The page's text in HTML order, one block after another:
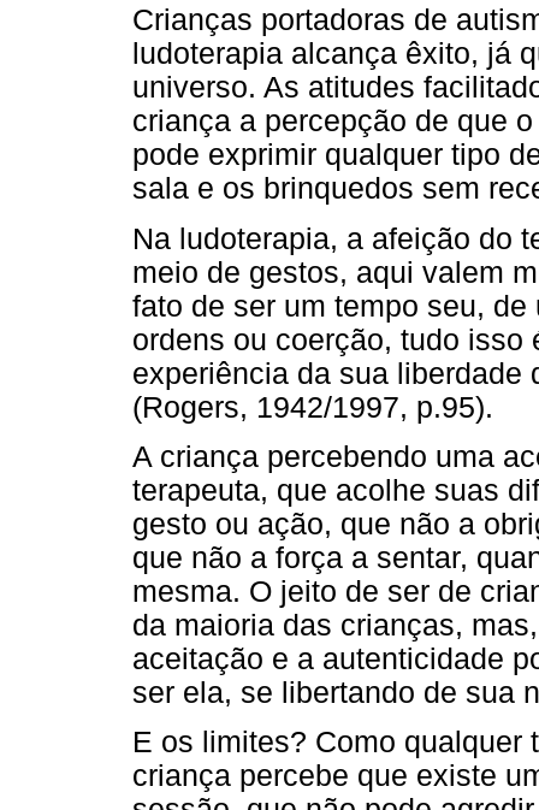
Crianças portadoras de
ludoterapia alcança êxito, já
universo. As atitudes
criança a percepção de que
pode exprimir qualquer tipo
sala e os brinquedos sem
Na ludoterapia, a afeição do
meio de gestos, aqui valem
fato de ser um tempo seu,
ordens ou coerção, tudo isso
experiência da sua liberdade
(Rogers, 1942/1997, p.95).
A criança percebendo uma
terapeuta, que acolhe suas
gesto ou ação, que não a
que não a força a sentar,
mesma. O jeito de ser de
da maioria das crianças,
aceitação e a autenticidade
ser ela, se libertando de sua
E os limites? Como qualquer
criança percebe que existe